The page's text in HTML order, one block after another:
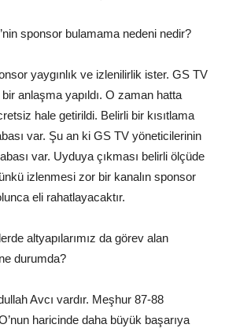
sponsor bulamama nedeni nedir?
yaygınlık ve izlenilirlik ister. GS TV
anlaşma yapıldı. O zaman hatta
hale getirildi. Belirli bir kısıtlama
var. Şu an ki GS TV yöneticilerinin
var. Uyduya çıkması belirli ölçüde
izlenmesi zor bir kanalın sponsor
eli rahatlayacaktır.
altyapılarımız da görev alan
durumda?
Avcı vardır. Meşhur 87-88
haricinde daha büyük başarıya